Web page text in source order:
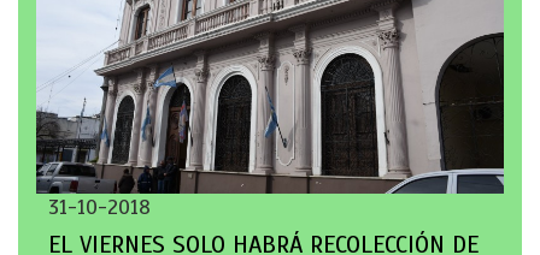
31-10-2018
EL VIERNES SOLO HABRÁ RECOLECCIÓN DE